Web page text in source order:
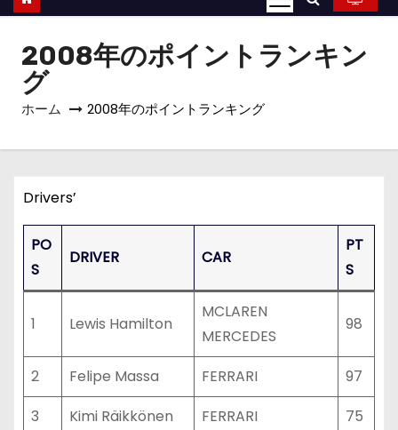
2008年のポイントランキン
グ
ホーム 2008年のポイントランキング
Drivers’
PO
S
DRIVER CAR
PT
S
1 Lewis Hamilton
MCLAREN
MERCEDES
98
2 Felipe Massa FERRARI
97
3
Kimi Räikkönen FERRARI
75